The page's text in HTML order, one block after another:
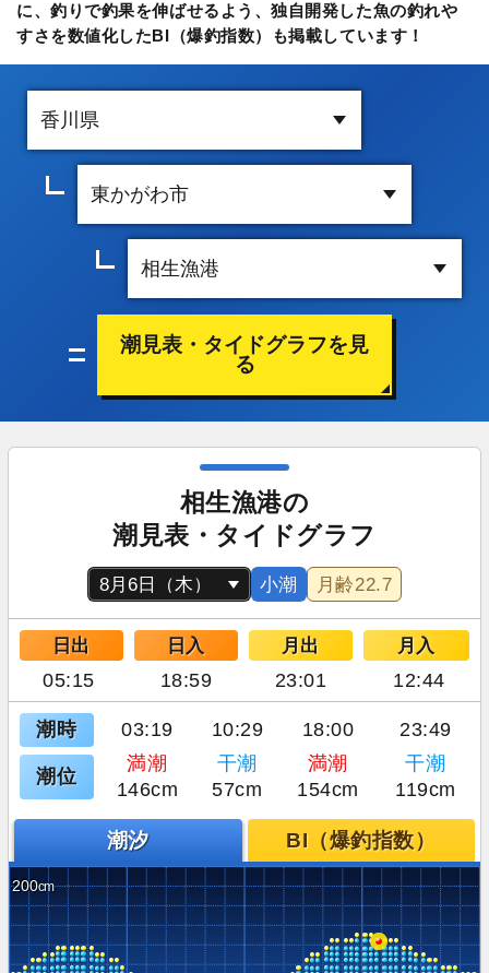
に、釣りで釣果を伸ばせるよう、独自開発した魚の釣れや
すさを数値化したBI（爆釣指数）も掲載しています！
潮見表・タイドグラフを見
る
相生漁港の
潮見表・タイドグラフ
小潮 月齢22.7
日出 日入 月出 月入
05:15 18:59 23:01 12:44
潮時 03:19 10:29 18:00 23:49
潮位
満潮 干潮 満潮
干潮
146cm
57cm 154cm 119cm
潮汐 BI（爆釣指数）
200